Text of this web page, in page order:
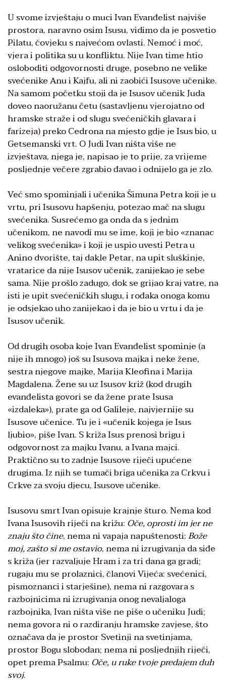
U svome izvještaju o muci Ivan Evanđelist najviše
prostora, naravno osim Isusu, vidimo da je posvetio
Pilatu, čovjeku s najvećom ovlasti. Nemoć i moć,
vjera i politika su u konfliktu. Nije Ivan time htio
osloboditi odgovornosti druge, posebno ne velike
svećenike Anu i Kajfu, ali ni zaobići Isusove učenike.
Na samom početku stoji da je Isusov učenik Juda
doveo naoružanu četu (sastavljenu vjerojatno od
hramske straže i od slugu svećeničkih glavara i
farizeja) preko Cedrona na mjesto gdje je Isus bio, u
Getsemanski vrt. O Judi Ivan ništa više ne
izvještava, njega je, napisao je to prije, za vrijeme
posljednje večere zgrabio đavao i odnijelo ga je zlo.
Već smo spominjali i učenika Šimuna Petra koji je u
vrtu, pri Isusovu hapšenju, potezao mač na slugu
svećenika. Susrećemo ga onda da s jednim
učenikom, ne navodi mu se ime, koji je bio «znanac
velikog svećenika» i koji je uspio uvesti Petra u
Anino dvorište, taj dakle Petar, na upit sluškinje,
vratarice da nije Isusov učenik, zanijekao je sebe
sama. Nije prošlo zadugo, dok se grijao kraj vatre, na
isti je upit svećeničkih slugu, i rođaka onoga komu
je odsjekao uho zanijekao i da je bio u vrtu i da je
Isusov učenik.
Od drugih osoba koje Ivan Evanđelist spominje (a
nije ih mnogo) još su Isusova majka i neke žene,
sestra njegove majke, Marija Kleofina i Marija
Magdalena. Žene su uz Isusov križ (kod drugih
evanđelista govori se da žene prate Isusa
«izdaleka»), prate ga od Galileje, najvjernije su
Isusove učenice. Tu je i «učenik kojega je Isus
ljubio», piše Ivan. S križa Isus prenosi brigu i
odgovornost za majku Ivanu, a Ivana majci.
Praktično su to zadnje Isusove riječi upućene
drugima. Iz njih se tumači briga učenika za Crkvu i
Crkve za svoju djecu, Isusove učenike.
Isusovu smrt Ivan opisuje krajnje šturo. Nema kod
Ivana Isusovih riječi na križu: Oče, oprosti im jer ne
znaju što čine, nema ni vapaja napuštenosti:Bože
moj, zašto si me ostavio, nema ni izrugivanja da siđe
s križa (jer razvaljuje Hram i za tri dana ga gradi;
rugaju mu se prolaznici, članovi Vijeća: svećenici,
pismoznanci i starješine), nema ni razgovara s
razbojnicima ni izrugivanja onog nevaljaloga
razbojnika, Ivan ništa više ne piše o učeniku Judi;
nema govora ni o razdiranju hramske zavjese, što
označava da je prostor Svetinji na svetinjama,
prostor Bogu slobodan; nema ni posljednjih riječi,
opet prema Psalmu: Oče, u ruke tvoje predajem duh
svoj.